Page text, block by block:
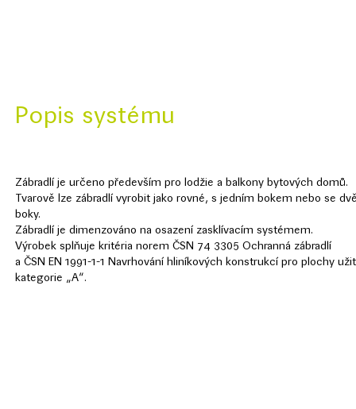
Popis systému
Zábradlí je určeno především pro lodžie a balkony bytových domů.
Tvarově lze zábradlí vyrobit jako rovné, s jedním bokem nebo se
boky.
Zábradlí je dimenzováno na osazení zasklívacím systémem.
Výrobek splňuje kritéria norem ČSN 74 3305 Ochranná zábradlí
a ČSN EN 1991-1-1 Navrhování hliníkových konstrukcí pro plochy
kategorie „A“.